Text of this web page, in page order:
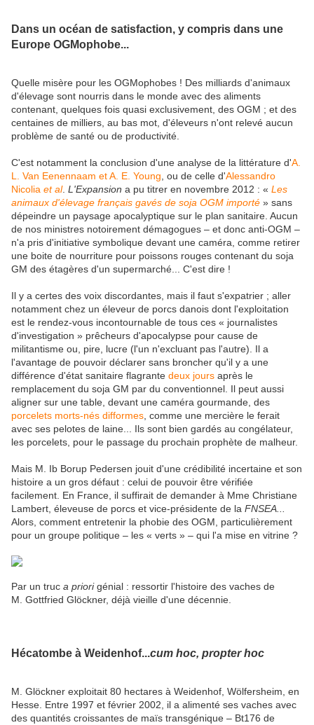
Dans un océan de satisfaction, y compris dans une
Europe OGMophobe...
Quelle misère pour les OGMophobes ! Des milliards d'animaux
d'élevage sont nourris dans le monde avec des aliments
contenant, quelques fois quasi exclusivement, des OGM ; et des
centaines de milliers, au bas mot, d'éleveurs n'ont relevé aucun
problème de santé ou de productivité.
C'est notamment la conclusion d'une analyse de la littérature d'A.
L. Van Eenennaam et A. E. Young, ou de celle d'Alessandro
Nicolia et al. L'Expansion a pu titrer en novembre 2012 : « Les
animaux d'élevage français gavés de soja OGM importé » sans
dépeindre un paysage apocalyptique sur le plan sanitaire. Aucun
de nos ministres notoirement démagogues – et donc anti-OGM –
n'a pris d'initiative symbolique devant une caméra, comme retirer
une boite de nourriture pour poissons rouges contenant du soja
GM des étagères d'un supermarché... C'est dire !
Il y a certes des voix discordantes, mais il faut s'expatrier ; aller
notamment chez un éleveur de porcs danois dont l'exploitation
est le rendez-vous incontournable de tous ces « journalistes
d'investigation » prêcheurs d'apocalypse pour cause de
militantisme ou, pire, lucre (l'un n'excluant pas l'autre). Il a
l'avantage de pouvoir déclarer sans broncher qu'il y a une
différence d'état sanitaire flagrante deux jours après le
remplacement du soja GM par du conventionnel. Il peut aussi
aligner sur une table, devant une caméra gourmande, des
porcelets morts-nés difformes, comme une mercière le ferait
avec ses pelotes de laine... Ils sont bien gardés au congélateur,
les porcelets, pour le passage du prochain prophète de malheur.
Mais M. Ib Borup Pedersen jouit d'une crédibilité incertaine et son
histoire a un gros défaut : celui de pouvoir être vérifiée
facilement. En France, il suffirait de demander à Mme Christiane
Lambert, éleveuse de porcs et vice-présidente de la FNSEA...
Alors, comment entretenir la phobie des OGM, particulièrement
pour un groupe politique – les « verts » – qui l'a mise en vitrine ?
Par un truc a priorigénial : ressortir l'histoire des vaches de
M. Gottfried Glöckner, déjà vieille d'une décennie.
Hécatombe à Weidenhof...cum hoc, propter hoc
M. Glöckner exploitait 80 hectares à Weidenhof, Wölfersheim, en
Hesse. Entre 1997 et février 2002, il a alimenté ses vaches avec
des quantités croissantes de maïs transgénique – Bt176 de